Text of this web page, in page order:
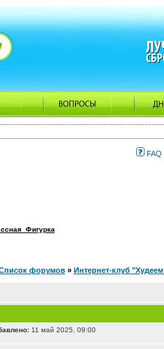
FAQ
форумов» Интернет-клуб
11 май 2025, 09:00